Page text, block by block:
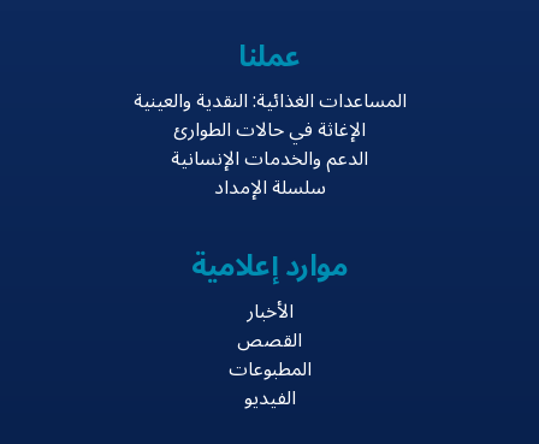
عملنا
المساعدات الغذائية: النقدية والعينية
الإغاثة في حالات الطوارئ
الدعم والخدمات الإنسانية
سلسلة الإمداد
موارد إعلامية
الأخبار
القصص
المطبوعات
الفيديو